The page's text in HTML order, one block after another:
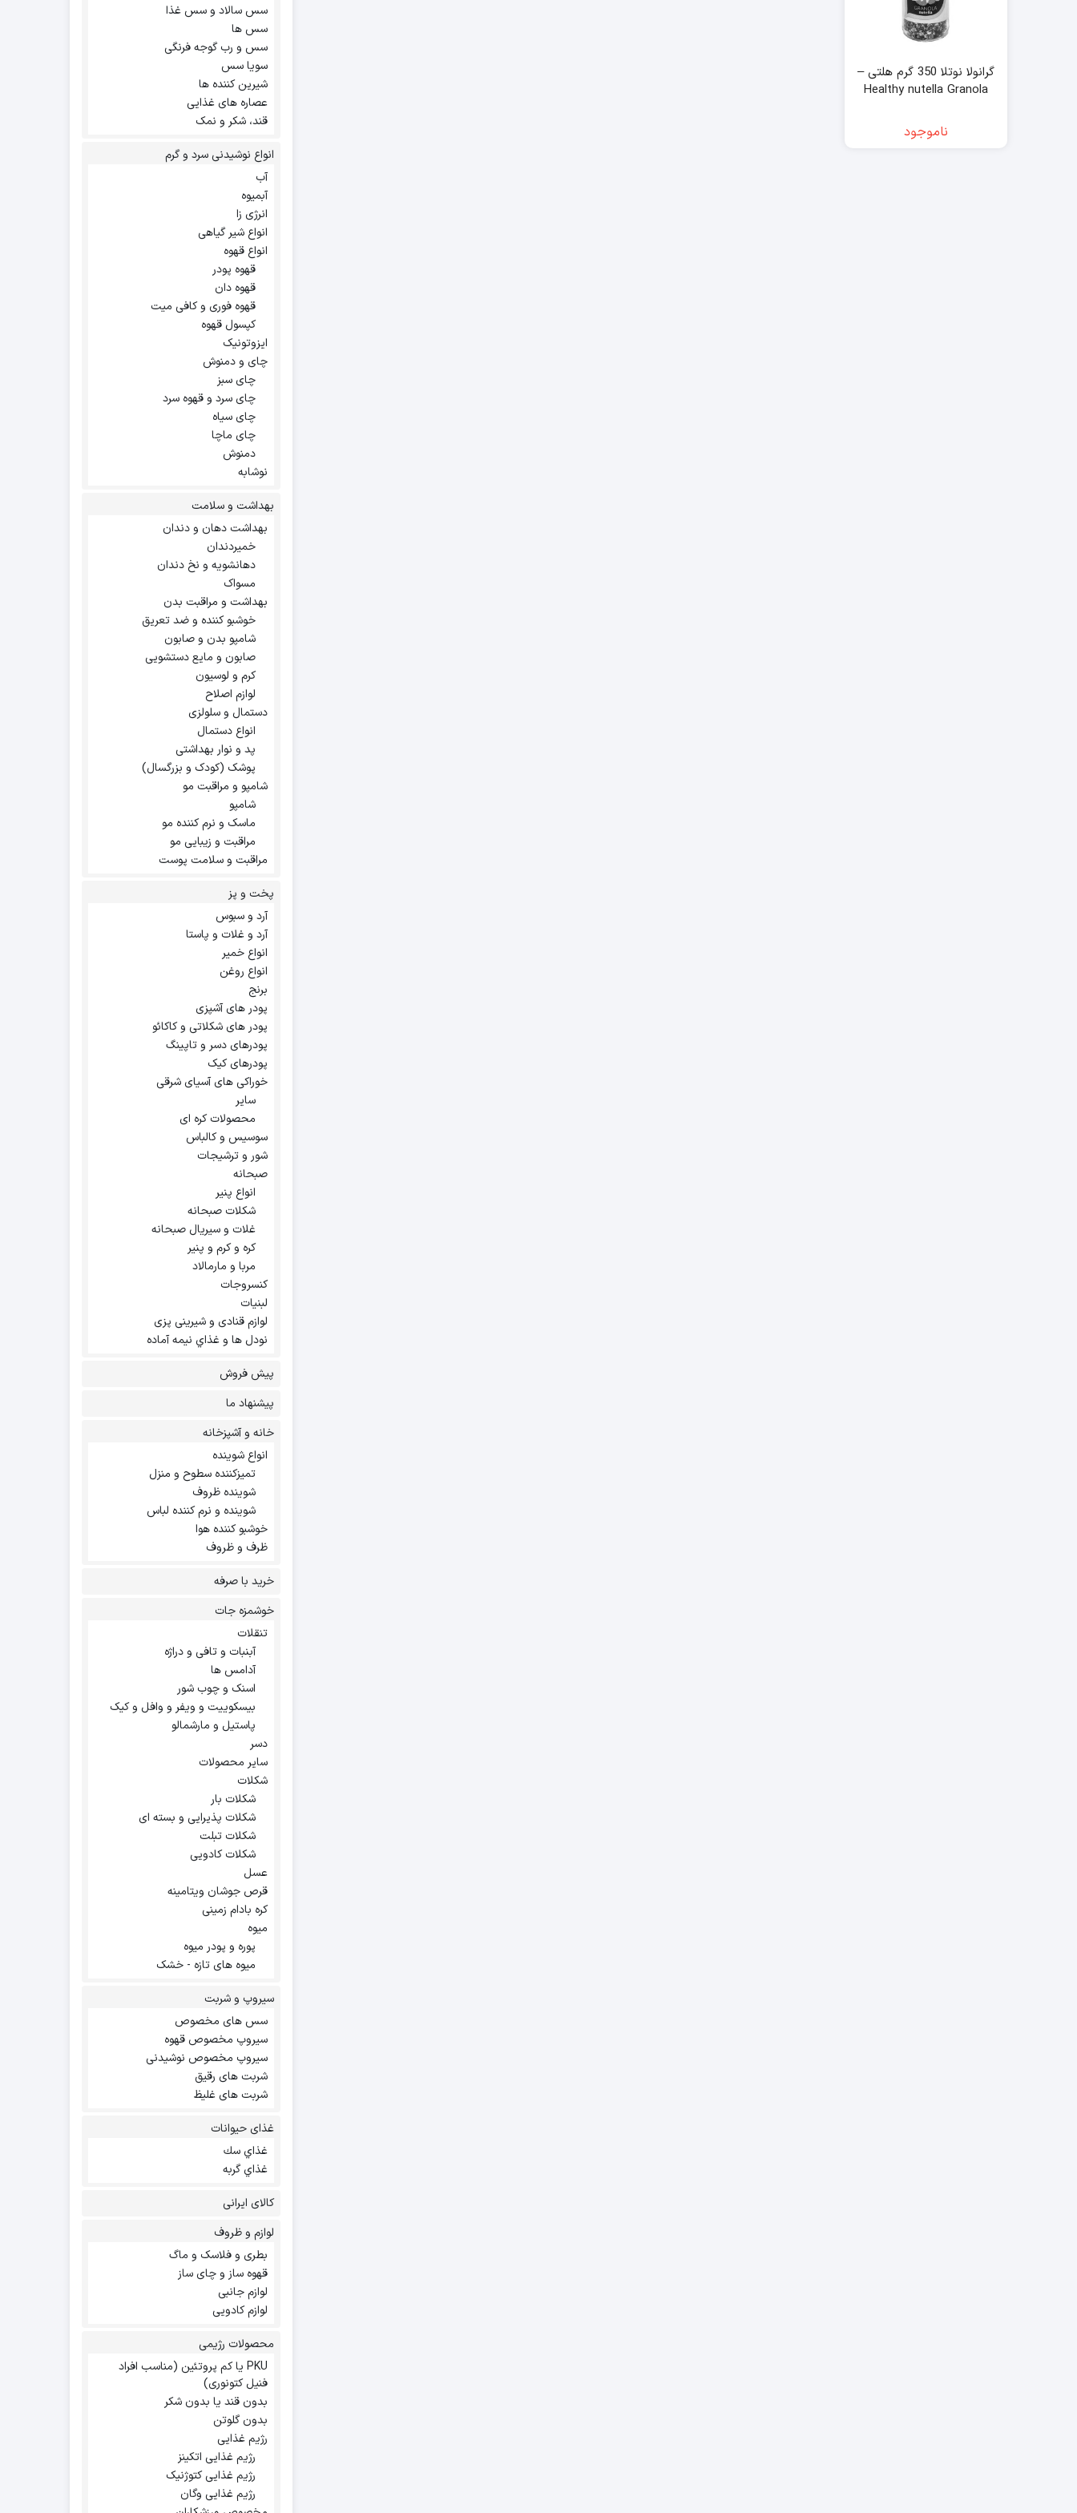
گرانولا نوتلا 350 گرم هلتی –
Healthy nutella Granola
ناموجود
سس سالاد و سس غذا
سس ها
سس و رب گوجه فرنگی
سویا سس
شیرین کننده ها
عصاره های غذایی
قند، شکر و نمک
انواع نوشیدنی سرد و گرم
آب
آبمیوه
انرژی زا
انواع شیر گیاهی
انواع قهوه
قهوه پودر
قهوه دان
قهوه فوری و کافی میت
کپسول قهوه
ایزوتونیک
چای و دمنوش
چای سبز
چای سرد و قهوه سرد
چای سیاه
چای ماچا
دمنوش
نوشابه
بهداشت و سلامت
بهداشت دهان و دندان
خمیردندان
دهانشویه و نخ دندان
مسواک
بهداشت و مراقبت بدن
خوشبو کننده و ضد تعریق
شامپو بدن و صابون
صابون و مایع دستشویی
کرم و لوسیون
لوازم اصلاح
دستمال و سلولزی
انواع دستمال
پد و نوار بهداشتی
پوشک (کودک و بزرگسال)
شامپو و مراقبت مو
شامپو
ماسک و نرم کننده مو
مراقبت و زیبایی مو
مراقبت و سلامت پوست
پخت و پز
آرد و سبوس
آرد و غلات و پاستا
انواع خمیر
انواع روغن
برنج
پودر های آشپزی
پودر های شکلاتی و کاکائو
پودرهای دسر و تاپینگ
پودرهای کیک
خوراکی های آسیای شرقی
سایر
محصولات کره ای
سوسیس و کالباس
شور و ترشیجات
صبحانه
انواع پنیر
شکلات صبحانه
غلات و سیریال صبحانه
کره و کرم و پنیر
مربا و مارمالاد
کنسروجات
لبنیات
لوازم قنادی و شیرینی پزی
نودل ها و غذاي نيمه آماده
پیش فروش
پیشنهاد ما
خانه و آشپزخانه
انواع شوینده
تمیزکننده سطوح و منزل
شوینده ظروف
شوینده و نرم کننده لباس
خوشبو کننده هوا
ظرف و ظروف
خرید با صرفه
خوشمزه جات
تنقلات
آبنبات و تافی و دراژه
آدامس ها
اسنک و چوب شور
بیسکوییت و ویفر و وافل و کیک
پاستیل و مارشمالو
دسر
سایر محصولات
شکلات
شکلات بار
شکلات پذیرایی و بسته ای
شکلات تبلت
شکلات کادویی
عسل
قرص جوشان ویتامینه
کره بادام زمینی
میوه
پوره و پودر میوه
میوه های تازه - خشک
سیروپ و شربت
سس های مخصوص
سیروپ مخصوص قهوه
سیروپ مخصوص نوشیدنی
شربت های رقیق
شربت های غلیظ
غذای حیوانات
غذاي سك
غذاي گربه
کالای ایرانی
لوازم و ظروف
بطری و فلاسک و ماگ
قهوه ساز و چای ساز
لوازم جانبی
لوازم کادویی
محصولات رژیمی
PKU یا کم پروتئین (مناسب افراد
فنیل کتونوری)
بدون قند یا بدون شکر
بدون گلوتن
رژیم غذایی
رژیم غذایی اتکینز
رژیم غذایی کتوژنیک
رژیم غذایی وگان